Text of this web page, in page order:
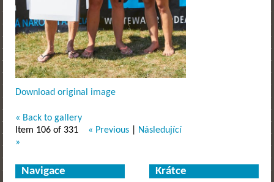
Download original image
« Back to gallery
Item 106 of 331
« Previous
Následující
»
Navigace Krátce